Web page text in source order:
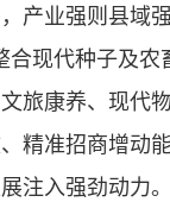
业强则县域强
合现代种子及
旅康养、现代
精准招商增动
注入强劲动力。